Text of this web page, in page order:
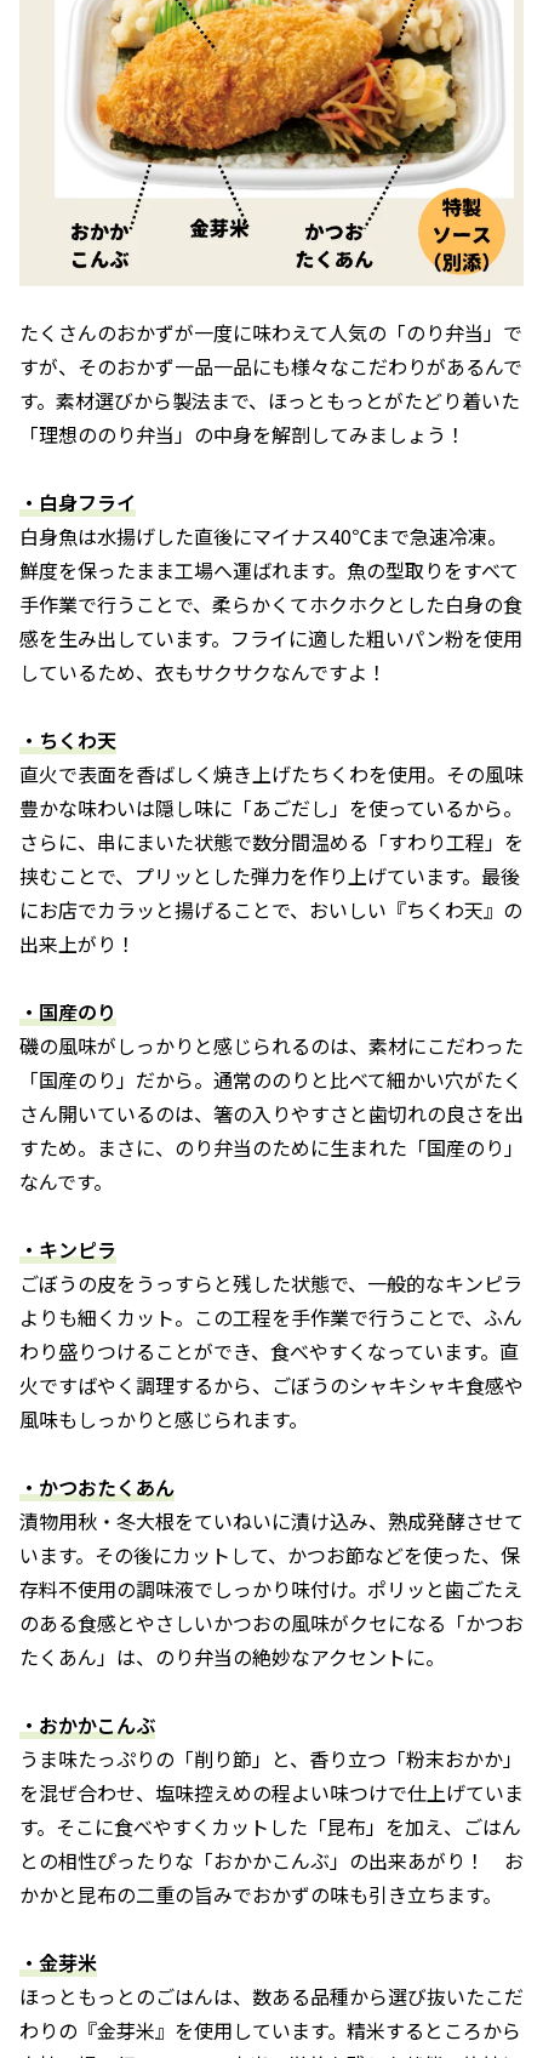
たくさんのおかずが一度に味わえて人気の「のり弁当」で
すが、そのおかず一品一品にも様々なこだわりがあるんで
す。素材選びから製法まで、ほっともっとがたどり着いた
「理想ののり弁当」の中身を解剖してみましょう！
・白身フライ
白身魚は水揚げした直後にマイナス40℃まで急速冷凍。
鮮度を保ったまま工場へ運ばれます。魚の型取りをすべて
手作業で行うことで、柔らかくてホクホクとした白身の食
感を生み出しています。フライに適した粗いパン粉を使用
しているため、衣もサクサクなんですよ！
・ちくわ天
直火で表面を香ばしく焼き上げたちくわを使用。その風味
豊かな味わいは隠し味に「あごだし」を使っているから。
さらに、串にまいた状態で数分間温める「すわり工程」を
挟むことで、プリッとした弾力を作り上げています。最後
にお店でカラッと揚げることで、おいしい『ちくわ天』の
出来上がり！
・国産のり
磯の風味がしっかりと感じられるのは、素材にこだわった
「国産のり」だから。通常ののりと比べて細かい穴がたく
さん開いているのは、箸の入りやすさと歯切れの良さを出
すため。まさに、のり弁当のために生まれた「国産のり」
なんです。
・キンピラ
ごぼうの皮をうっすらと残した状態で、一般的なキンピラ
よりも細くカット。この工程を手作業で行うことで、ふん
わり盛りつけることができ、食べやすくなっています。直
火ですばやく調理するから、ごぼうのシャキシャキ食感や
風味もしっかりと感じられます。
・かつおたくあん
漬物用秋・冬大根をていねいに漬け込み、熟成発酵させて
います。その後にカットして、かつお節などを使った、保
存料不使用の調味液でしっかり味付け。ポリッと歯ごたえ
のある食感とやさしいかつおの風味がクセになる「かつお
たくあん」は、のり弁当の絶妙なアクセントに。
・おかかこんぶ
うま味たっぷりの「削り節」と、香り立つ「粉末おかか」
を混ぜ合わせ、塩味控えめの程よい味つけで仕上げていま
す。そこに食べやすくカットした「昆布」を加え、ごはん
との相性ぴったりな「おかかこんぶ」の出来あがり！ お
かかと昆布の二重の旨みでおかずの味も引き立ちます。
・金芽米
ほっともっとのごはんは、数ある品種から選び抜いたこだ
わりの『金芽米』を使用しています。精米するところから